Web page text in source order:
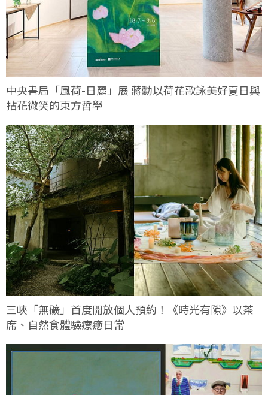
中央書局「風荷-日麗」展 蔣勳以荷花歌詠美好夏日與
拈花微笑的東方哲學
三峽「無礦」首度開放個人預約！《時光有隙》以茶
席、自然食體驗療癒日常